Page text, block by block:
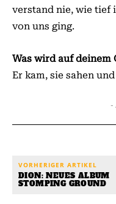
verstand nie, wie tief
von uns ging.
Was wird auf deinem
Er kam, sie sahen
-
VORHERIGER ARTIKEL
DION: NEUES ALBUM
STOMPING GROUND